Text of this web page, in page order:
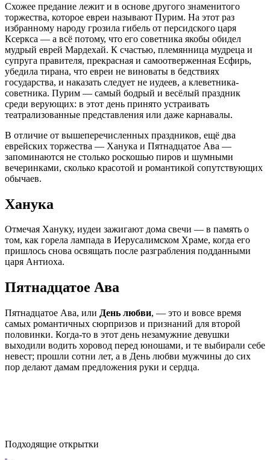
Схожее предание лежит и в основе другого знаменитого
торжества, которое евреи называют Пурим. На этот раз
избранному народу грозила гибель от персидского царя
Ксеркса — а всё потому, что его советника якобы обидел
мудрый еврей Мардехай. К счастью, племянница мудреца и
супруга правителя, прекрасная и самоотверженная Есфирь,
убедила тирана, что евреи не виноваты в бедствиях
государства, и наказать следует не иудеев, а клеветника-
советника. Пурим — самый бодрый и весёлый праздник
среди верующих: в этот день принято устраивать
театрализованные представления или даже карнавалы.
В отличие от вышеперечисленных праздников, ещё два
еврейских торжества — Ханука и Пятнадцатое Ава —
запоминаются не столько роскошью пиров и шумными
вечеринками, сколько красотой и романтикой сопутствующих
обычаев.
Ханука
Отмечая Хануку, иудеи зажигают дома свечи — в память о
том, как горела лампада в Иерусалимском Храме, когда его
пришлось снова освящать после разграбления подданными
царя Антиоха.
Пятнадцатое Ава
Пятнадцатое Ава, или День любви, — это и вовсе время
самых романтичных сюрпризов и признаний для второй
половинки. Когда-то в этот день незамужние девушки
выходили водить хоровод перед юношами, и те выбирали себе
невест; прошли сотни лет, а в День любви мужчины до сих
пор делают дамам предложения руки и сердца.
Подходящие открытки